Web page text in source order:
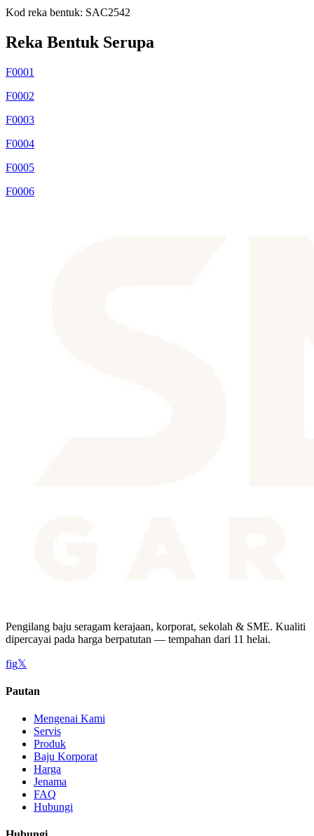
Kod reka bentuk: SAC2542
Reka Bentuk Serupa
F0001
F0002
F0003
F0004
F0005
F0006
Pengilang baju seragam kerajaan, korporat, sekolah & SME. Kualiti
dipercayai pada harga berpatutan — tempahan dari 11 helai.
fig𝕏
Pautan
Mengenai Kami
Servis
Produk
Baju Korporat
Harga
Jenama
FAQ
Hubungi